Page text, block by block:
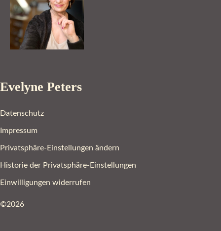
Evelyne Peters
©2026
Datenschutz
Impressum
Privatsphäre-Einstellungen ändern
Historie der Privatsphäre-Einstellungen
Einwilligungen widerrufen